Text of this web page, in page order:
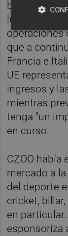
británico.
lugar a
operaciones
que a
Francia e
UE
ingresos y
mientras
tenga "un
en curso.
CZOO había
mercado a
del deporte
cricket,
en
esponsoriza